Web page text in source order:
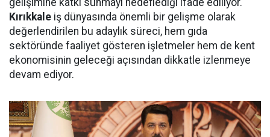
gelişimine katkı sunmayı hedeflediği ifade ediliyor.
Kırıkkale iş dünyasında önemli bir gelişme olarak
değerlendirilen bu adaylık süreci, hem gıda
sektöründe faaliyet gösteren işletmeler hem de kent
ekonomisinin geleceği açısından dikkatle izlenmeye
devam ediyor.